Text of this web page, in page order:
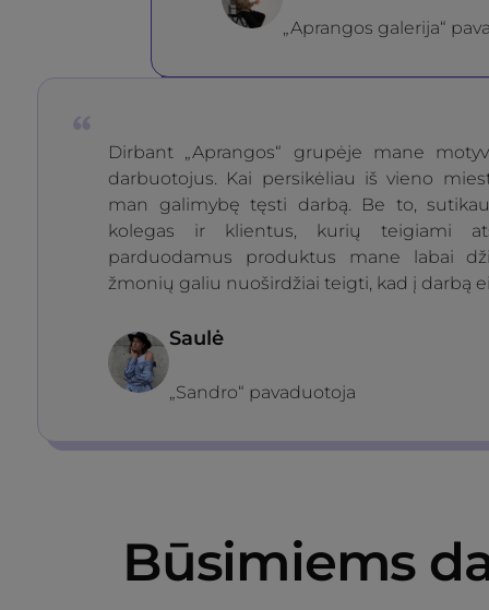
„Aprangos galerija“
Dirbant „Aprangos“ grupėje mane
darbuotojus. Kai persikėliau iš vieno
man galimybę tęsti darbą. Be to,
kolegas ir klientus, kurių teigiami
parduodamus produktus mane labai
žmonių galiu nuoširdžiai teigti, kad į darbą
Saulė
„Sandro“ pavaduotoja
Būsimiems